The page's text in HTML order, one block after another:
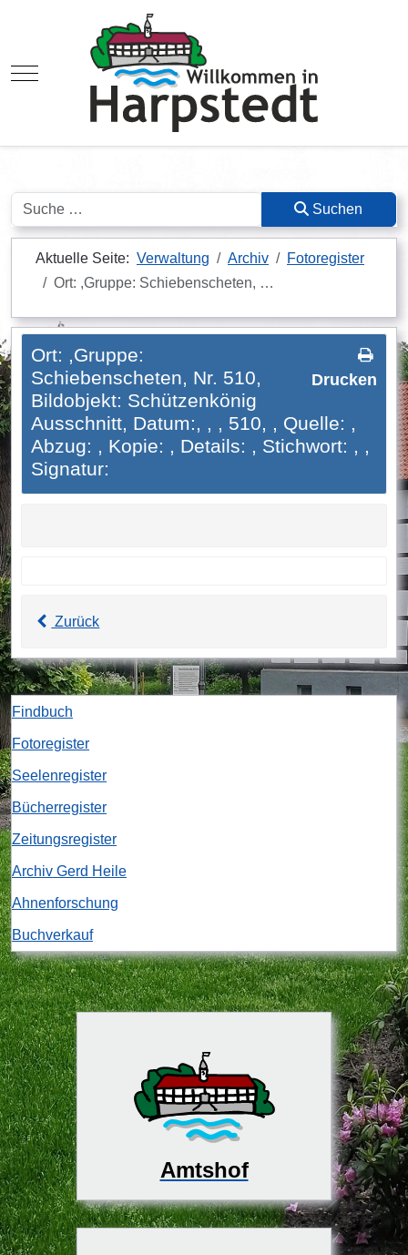
Mobile Menu Toggle
Suchen Suchen
Aktuelle Seite: Verwaltung Archiv
Fotoregister
Ort: ,Gruppe: Schiebenscheten, …
Drucken
Ort: ,Gruppe:
Schiebenscheten, Nr. 510,
Bildobjekt: Schützenkönig
Ausschnitt, Datum:, , , 510, , Quelle: ,
Abzug: , Kopie: , Details: , Stichwort: , ,
Signatur:
Zurück
Findbuch
Fotoregister
Seelenregister
Bücherregister
Zeitungsregister
Archiv Gerd Heile
Ahnenforschung
Buchverkauf
Amtshof